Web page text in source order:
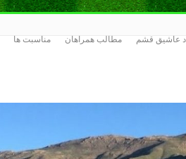
عاشیق قشم مطالب همراهان مناسبت ها